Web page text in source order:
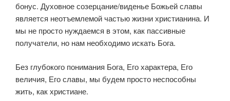
бонус. Духовное созерцание/виденье Божьей славы
является неотъемлемой частью жизни христианина. И
мы не просто нуждаемся в этом, как пассивные
получатели, но нам необходимо искать Бога.
Без глубокого понимания Бога, Его характера, Его
величия, Его славы, мы будем просто неспособны
жить, как христиане.